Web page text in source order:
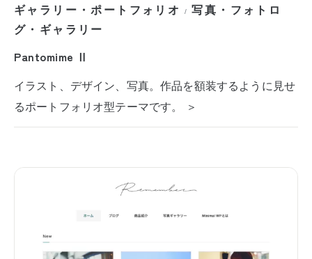
ギャラリー・ポートフォリオ /写真・フォトロ
グ・ギャラリー
Pantomime Ⅱ
イラスト、デザイン、写真。作品を額装するように見せ
るポートフォリオ型テーマです。 ＞